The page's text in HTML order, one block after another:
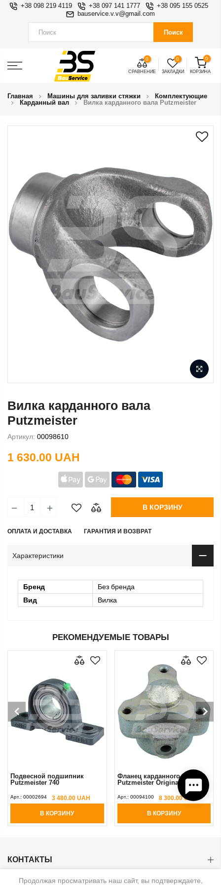
+38 098 219 4119 +38 097 141 1777
+38 095 155 0525
bauservice.v.v@gmail.com
Поиск
0
СРАВНЕНИЕ
0
ЗАКЛАДКИ
0
КОРЗИНА
Главная Машины для заливки стяжки
Комплектующие
Карданный вал
Вилка карданного вала Putzmeister
Вилка карданного вала
Putzmeister
Артикул: 00098610
1 630.00 UAH
В КОРЗИНУ
ОПЛАТА И ДОСТАВКА ГАРАНТИЯ И ВОЗВРАТ
Характеристики
Бренд
Без бренда
Вид
Вилка
РЕКОМЕНДУЕМЫЕ ТОВАРЫ
Подвесной подшипник
Putzmeister 740
Арт.: 00002694 3 480.00 UAH
В КОРЗИНУ
Фланец карданного вала
Putzmeister Original
Арт.: 00094100 8 300.00 UAH
В КОРЗИНУ
КОНТАКТЫ
Продолжая просматривать наш сайт, вы подтверждаете,